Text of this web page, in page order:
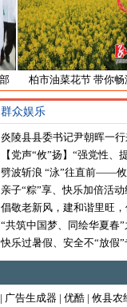
柏市油菜花节 带你畅游
8000亩花海
群众娱乐
炎陵县县委书记尹朝晖一
【党声“攸”扬】“强党性、
劈波斩浪 “泳”往直前——攸
亲子“粽”享、快乐加倍活
倡敬老新风，建和谐里旺
“共筑中国梦、同绘华夏春
快乐过暑假、安全不“放假
| 广告生成器 | 优酷 | 攸县农